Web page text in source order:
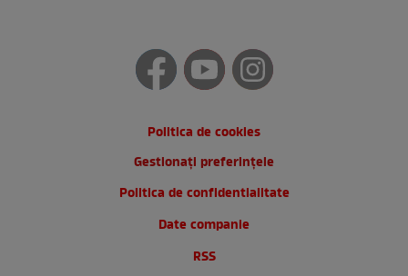
Politica de cookies
Gestionați preferințele
Politica de confidentialitate
Date companie
RSS